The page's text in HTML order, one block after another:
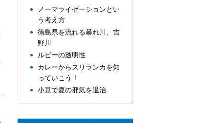
ノーマライゼーションとい
う考え方
徳島県を流れる暴れ川、吉
野川
ルビーの透明性
カレーからスリランカを知
っていこう！
小豆で夏の邪気を退治